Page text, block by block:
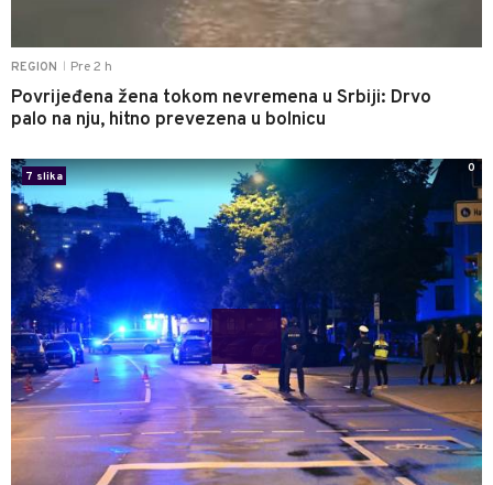
REGION Pre 2 h
Povrijeđena žena tokom nevremena u Srbiji: Drvo
palo na nju, hitno prevezena u bolnicu
7 slika
0